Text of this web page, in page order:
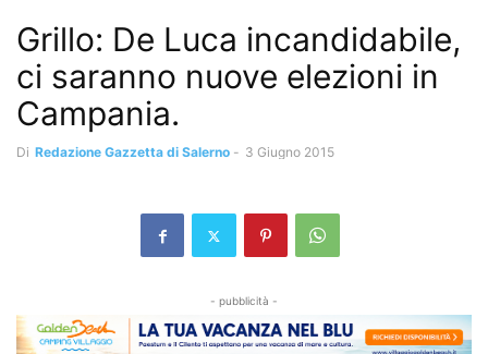
Grillo: De Luca incandidabile,
ci saranno nuove elezioni in
Campania.
Di Redazione Gazzetta di Salerno - 3 Giugno 2015
- pubblicità -